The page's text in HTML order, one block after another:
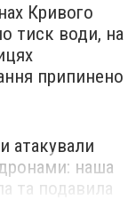
Кривого
тиск води, на
припинено
атакували
наша
та подавила